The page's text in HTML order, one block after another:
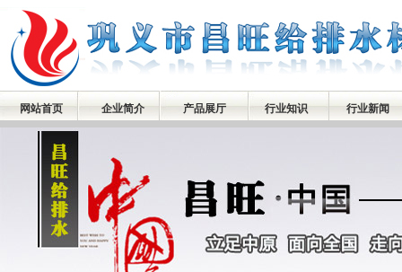
网站首页 企业简介 产品展厅 行业知识 行业新闻